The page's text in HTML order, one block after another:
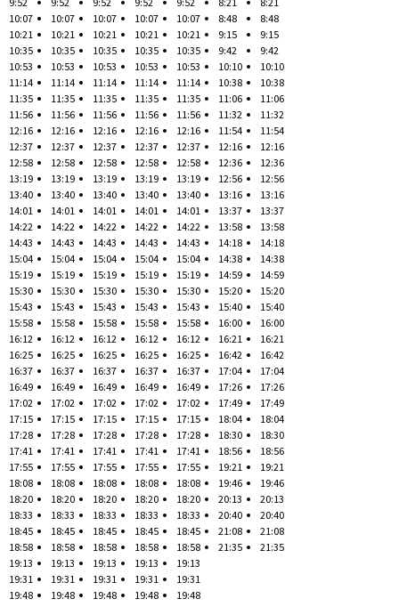
10:07
10:21
10:35
10:53
11:14
11:35
11:56
12:16
12:37
12:58
13:19
13:40
14:01
14:22
14:43
15:04
15:19
15:30
15:43
15:58
16:12
16:25
16:37
16:49
17:02
17:15
17:28
17:41
17:55
18:08
18:20
18:33
18:45
18:58
19:13
19:31
19:48
10:07
10:21
10:35
10:53
11:14
11:35
11:56
12:16
12:37
12:58
13:19
13:40
14:01
14:22
14:43
15:04
15:19
15:30
15:43
15:58
16:12
16:25
16:37
16:49
17:02
17:15
17:28
17:41
17:55
18:08
18:20
18:33
18:45
18:58
19:13
19:31
19:48
10:07
10:21
10:35
10:53
11:14
11:35
11:56
12:16
12:37
12:58
13:19
13:40
14:01
14:22
14:43
15:04
15:19
15:30
15:43
15:58
16:12
16:25
16:37
16:49
17:02
17:15
17:28
17:41
17:55
18:08
18:20
18:33
18:45
18:58
19:13
19:31
19:48
10:07
10:21
10:35
10:53
11:14
11:35
11:56
12:16
12:37
12:58
13:19
13:40
14:01
14:22
14:43
15:04
15:19
15:30
15:43
15:58
16:12
16:25
16:37
16:49
17:02
17:15
17:28
17:41
17:55
18:08
18:20
18:33
18:45
18:58
19:13
19:31
19:48
10:07
10:21
10:35
10:53
11:14
11:35
11:56
12:16
12:37
12:58
13:19
13:40
14:01
14:22
14:43
15:04
15:19
15:30
15:43
15:58
16:12
16:25
16:37
16:49
17:02
17:15
17:28
17:41
17:55
18:08
18:20
18:33
18:45
18:58
19:13
19:31
19:48
8:48
9:15
9:42
10:10
10:38
11:06
11:32
11:54
12:16
12:36
12:56
13:16
13:37
13:58
14:18
14:38
14:59
15:20
15:40
16:00
16:21
16:42
17:04
17:26
17:49
18:04
18:30
18:56
19:21
19:46
20:13
20:40
21:08
21:35
8:48
9:15
9:42
10:10
10:38
11:06
11:32
11:54
12:16
12:36
12:56
13:16
13:37
13:58
14:18
14:38
14:59
15:20
15:40
16:00
16:21
16:42
17:04
17:26
17:49
18:04
18:30
18:56
19:21
19:46
20:13
20:40
21:08
21:35